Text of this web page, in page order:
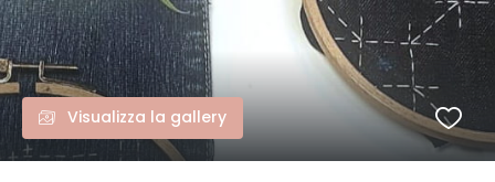
Visualizza la gallery